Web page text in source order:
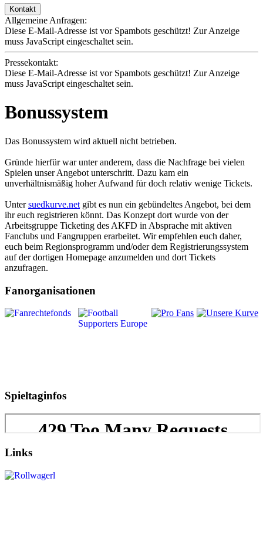
Kontakt
Allgemeine Anfragen:
Diese E-Mail-Adresse ist vor Spambots geschützt! Zur Anzeige
muss JavaScript eingeschaltet sein.
Pressekontakt:
Diese E-Mail-Adresse ist vor Spambots geschützt! Zur Anzeige
muss JavaScript eingeschaltet sein.
Bonussystem
Das Bonussystem wird aktuell nicht betrieben.
Gründe hierfür war unter anderem, dass die Nachfrage bei vielen
Spielen unser Angebot unterschritt. Dazu kam ein
unverhältnismäßig hoher Aufwand für doch relativ wenige Tickets.
Untersuedkurve.net gibt es nun ein gebündeltes Angebot, bei dem
ihr euch registrieren könnt. Das Konzept dort wurde von der
Arbeitsgruppe Ticketing des AKFD in Absprache mit aktiven
Fanclubs und Fangruppen erarbeitet. Wir empfehlen euch daher,
euch beim Regionsprogramm und/oder dem Registrierungssystem
auf der dortigen Homepage anzumelden und dort Tickets
anzufragen.
Fanorganisationen
Spieltaginfos
Links